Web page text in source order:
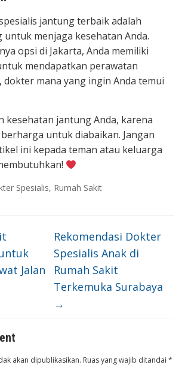
jantung terbaik adalah
menjaga kesehatan Anda.
opsi di Jakarta, Anda memiliki
mendapatkan perawatan
dokter mana yang ingin Anda temui
kesehatan jantung Anda, karena
untuk diabaikan. Jangan
ini kepada teman atau keluarga
Spesialis, Rumah Sakit
Jalan
Rekomendasi Dokter
Spesialis Anak di
Rumah Sakit
Terkemuka Surabaya
→
akan dipublikasikan. Ruas yang wajib ditandai *